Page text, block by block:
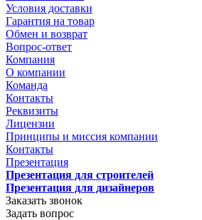
Условия доставки
Гарантия на товар
Обмен и возврат
Вопрос-ответ
Компания
О компании
Команда
Контакты
Реквизиты
Лицензии
Принципы и миссия компании
Контакты
Презентация
Презентация для строителей
Презентация для дизайнеров
Заказать звонок
Задать вопрос